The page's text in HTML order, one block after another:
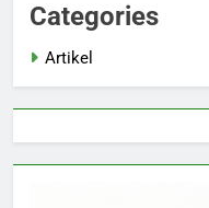
Categories
Artikel